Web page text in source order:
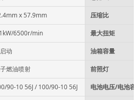
x 57.9mm 压缩比
6500r/min 最大扭矩
动 油箱容量
燃油喷射 前照灯
90-10 56J / 100/90-10 56J 电池电压/电池容